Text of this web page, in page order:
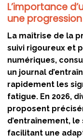
L’importance
une
La maîtrise de la
suivi rigoureux et
numériques,
un journal
rapidement les
fatigue. En 2026,
proposent
d’entraînement,
facilitant une